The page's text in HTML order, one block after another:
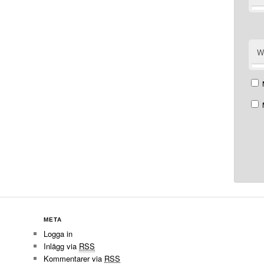
META
Logga in
Inlägg via RSS
Kommentarer via RSS